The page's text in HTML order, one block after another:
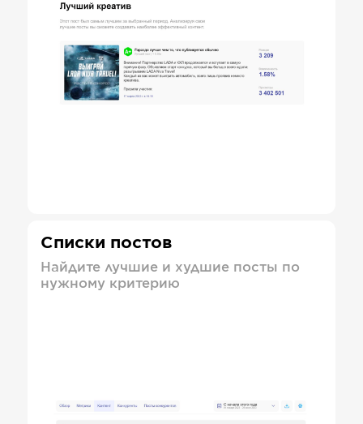
Списки постов
Найдите лучшие и худшие посты по
нужному критерию